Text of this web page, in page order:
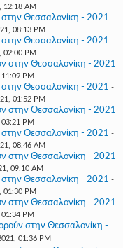
12:18 AM
στην Θεσσαλονίκη - 2021 -
08:13 PM
στην Θεσσαλονίκη - 2021 -
02:00 PM
στην Θεσσαλονίκη - 2021
PM
στην Θεσσαλονίκη - 2021 -
01:52 PM
στην Θεσσαλονίκη - 2021
PM
στην Θεσσαλονίκη - 2021 -
08:46 AM
στην Θεσσαλονίκη - 2021
09:10 AM
στην Θεσσαλονίκη - 2021 -
01:30 PM
στην Θεσσαλονίκη - 2021
PM
στην Θεσσαλονίκη -
01:36 PM